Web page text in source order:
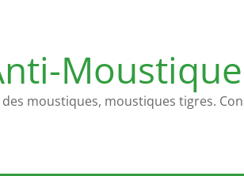
moustiques, moustiques tigres.